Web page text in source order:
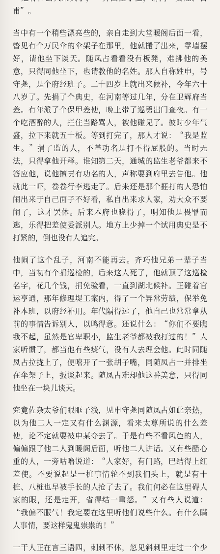
甫”。
当中有一个稍些漂亮些的，亲自走到大堂暖阁后面一看，
瞥见有个万民伞的伞架子在那里，他就搬了出来，靠墙摆
好，请他坐下谈天。随凤占看看没有板凳，难拂他的美
意，只得同他坐下，也请教他的名姓。那人自称姓申，号
守尧，是个府经班子。二十四岁上就出来候补，今年六十
八岁了。先捐了个典史，在河南等过几年，分在卫辉府当
差。有年派了个保甲差使，晚上带了巡勇出门查夜。有一
个吃酒醉的人，拦住当路骂人，被他碰见了。彼时少年气
盛，拉下来就五十板。等到打完了，那人才说：“我是监
生。”捐了监的人，不革功名是打不得屁股的。当时无
法，只得拿他开释。谁知第二天，通城的监生老爷都来不
答应他，说他擅责有功名的人，声称要到府里去告他。他
就此一吓，卷卷行李逃走了。后来还是那个捱打的人恐怕
闹出来于自己面子不好看，私自出来求人家，劝大众不要
闹了，这才罢休。后来本府也晓得了，明知他是畏罪而
逃，乐得把差使委派别人。地方上少掉一个试用典史是不
打紧的，倒也没有人追究。
他闹了这个乱子，河南不能再去。齐巧他兄弟一辈子当
中，当初有个捐巡检的，后来这人死了，他就顶了这巡检
名字，花几个钱，捐免验看，一直到湖北候补。正碰着官
运亨通，那年修理堤工案内，得了一个异常劳绩，保举免
补本班，以府经补用。年代隔得远了，他自己也常常拿从
前的事情告诉别人，以鸣得意。还说什么：“你们不要瞧
我不起，虽然是官卑职小，监生老爷都被我打过的！”人
家听惯了，都当他有些痰气，没有人去理会他。此时同随
凤占拉拢上了，便嘻开了一张胡子嘴，同随凤占一并排坐
在伞架子上，扳谈起来。随凤占难却他这番美意，只得同
他坐在一块儿谈天。
究竟佐杂太爷们眼眶子浅，见申守尧同随凤占如此亲热，
以为他二人一定又有什么渊源，看来太尊所说的什么差
使，论不定就要被申某夺去了。于是有些不看风色的人，
偏偏跟了他二人到暖阁后面，听他二人讲话。又有些醋心
重的人，一旁咕噜说道：“人家好，有门路，巴结得上红
差使。不要说起是一桩事情轮不到我们头上，就是有十
桩、八桩也早被手长的人抢了去了。我们何必在这里碍人
家的眼，还是走开，省得结一重怨。”又有些人说道：
“我偏不服气！我定要在这里听他们说些什么。有什么瞒
人事情，要这样鬼鬼祟祟的！”
一干人正在言三语四，刺刺不休，忽见斜刺里走过一个少